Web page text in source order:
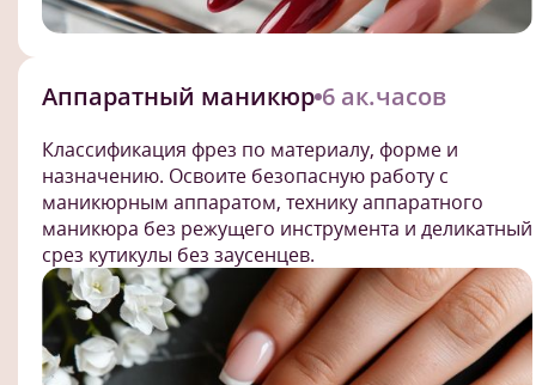
Аппаратный маникюр 6 ак.часов
Классификация фрез по материалу, форме и
назначению. Освоите безопасную работу с
маникюрным аппаратом, технику аппаратного
маникюра без режущего инструмента и деликатный
срез кутикулы без заусенцев.